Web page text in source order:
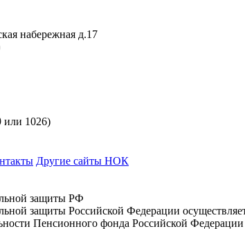
набережная д.17
или 1026)
Другие сайты НОК
защиты РФ
защиты Российской Федерации
Пенсионного фонда Российской